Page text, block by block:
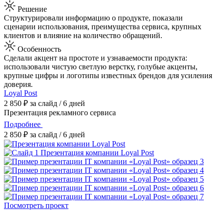
Решение
Структурировали информацию о продукте, показали
сценарии использования, преимущества сервиса, крупных
клиентов и влияние на количество обращений.
Особенность
Сделали акцент на простоте и узнаваемости продукта:
использовали чистую светлую верстку, голубые акценты,
крупные цифры и логотипы известных брендов для усиления
доверия.
Loyal Post
2 850 ₽ за слайд / 6 дней
Презентация рекламного сервиса
Подробнее
2 850 ₽ за слайд / 6 дней
Посмотреть проект